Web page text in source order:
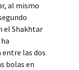
al mismo
el Shakhtar
las dos
bolas en